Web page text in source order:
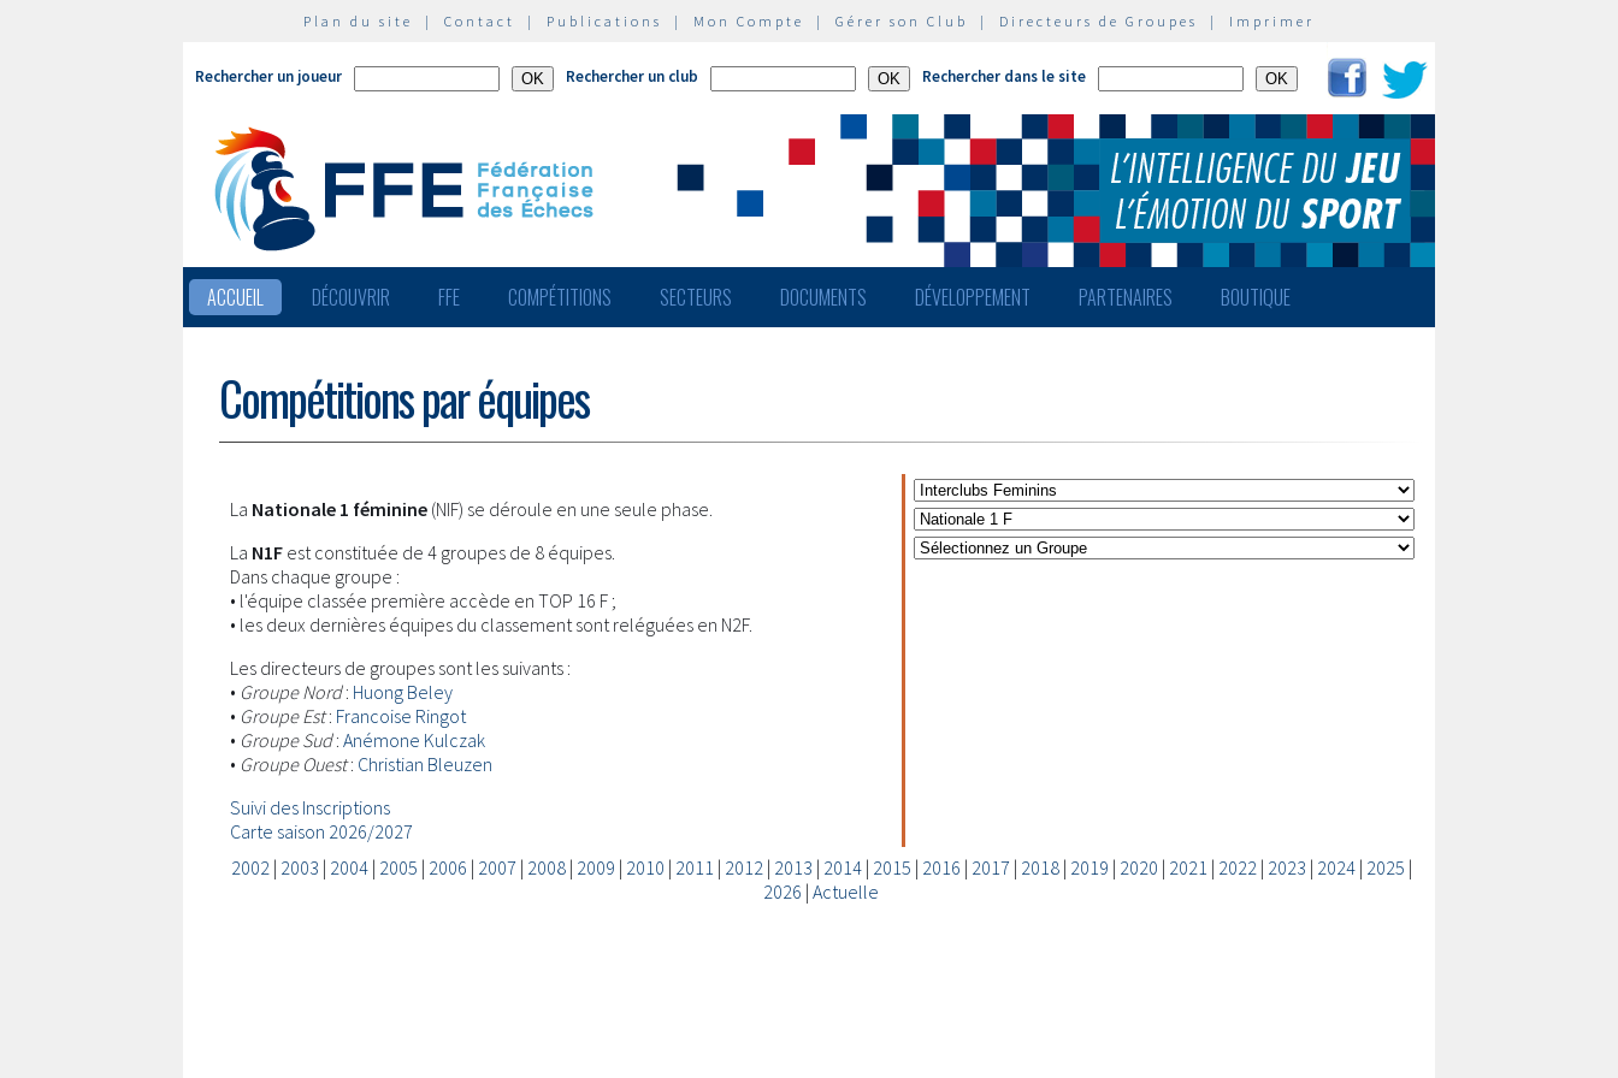
Plan du site | Contact | Publications | Mon Compte | Gérer son Club | Directeurs de Groupes | Imprimer
Rechercher un joueur Rechercher un club Rechercher dans le site
ACCUEIL DÉCOUVRIR FFE COMPÉTITIONS SECTEURS DOCUMENTS DÉVELOPPEMENT PARTENAIRES BOUTIQUE
Compétitions par équipes
La Nationale 1 féminine (NIF) se déroule en une seule phase.
La N1F est constituée de 4 groupes de 8 équipes.
Dans chaque groupe :
• l'équipe classée première accède en TOP 16 F ;
• les deux dernières équipes du classement sont reléguées en N2F.
Les directeurs de groupes sont les suivants :
• Groupe Nord: Huong Beley
• Groupe Est: Francoise Ringot
• Groupe Sud: Anémone Kulczak
• Groupe Ouest: Christian Bleuzen
Suivi des Inscriptions
Carte saison 2026/2027
2002| 2003 | 2004| 2005 | 2006 | 2007 | 2008| 2009 | 2010 | 2011 | 2012| 2013 | 2014| 2015 | 2016 | 2017 | 2018| 2019 | 2020 | 2021 | 2022| 2023 | 2024| 2025 |
2026 | Actuelle